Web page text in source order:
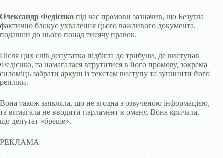
Олександр Федієнко під час промови зазначив, що Безугла
фактично блокує ухвалення цього важливого документа,
подавши до нього понад тисячу правок.
Після цих слів депутатка підбігла до трибуни, де виступав
Федієнко, та намагалася втрутитися в його промову, зокрема
силоміць забрати аркуш із текстом виступу та зупинити його
репліки.
Вона також заявляла, що не згодна з озвученою інформацією,
та вимагала не вводити парламент в оману. Вона кричала,
що депутат «бреше».
РЕКЛАМА